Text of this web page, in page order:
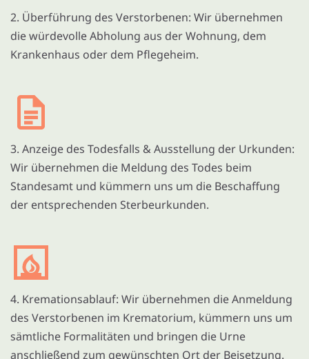
2. Überführung des Verstorbenen: Wir übernehmen
die würdevolle Abholung aus der Wohnung, dem
Krankenhaus oder dem Pflegeheim.
3. Anzeige des Todesfalls & Ausstellung der Urkunden:
Wir übernehmen die Meldung des Todes beim
Standesamt und kümmern uns um die Beschaffung
der entsprechenden Sterbeurkunden.
4. Kremationsablauf: Wir übernehmen die Anmeldung
des Verstorbenen im Krematorium, kümmern uns um
sämtliche Formalitäten und bringen die Urne
anschließend zum gewünschten Ort der Beisetzung.